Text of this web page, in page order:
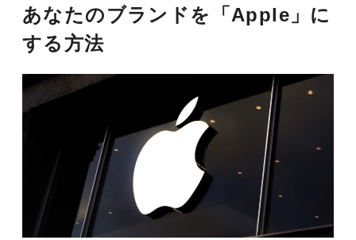
あなたのブランドを「Apple」に
する方法